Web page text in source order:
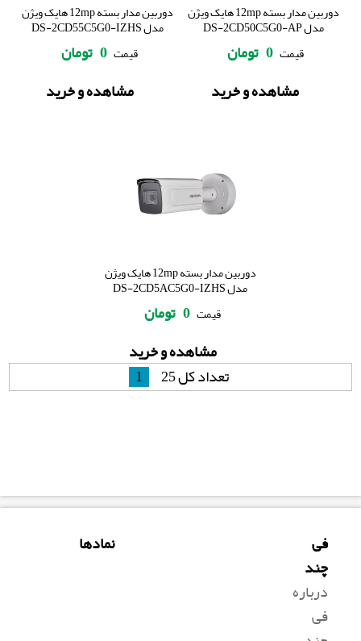
دوربین مدار بسته 12mp هایک ویژن
مدل DS-2CD50C5G0-AP
قیمت 0 تومان
مشاهده و خرید
دوربین مدار بسته 12mp هایک ویژن
مدل DS-2CD55C5G0-IZHS
قیمت 0 تومان
مشاهده و خرید
دوربین مدار بسته 12mp هایک ویژن
مدل DS-2CD5AC5G0-IZHS
قیمت 0 تومان
مشاهده و خرید
1
تعداد کل 25
فی
چند
درباره
فی
نمادها